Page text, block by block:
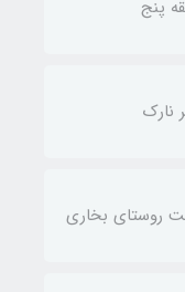
پنج
نارك
روستای بخاری